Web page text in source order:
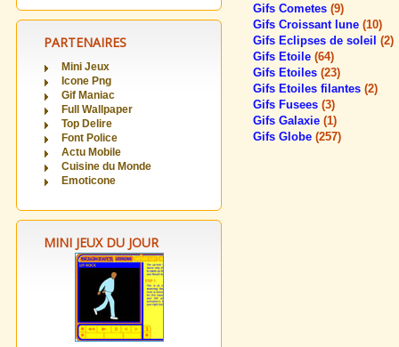
PARTENAIRES
Mini Jeux
Icone Png
Gif Maniac
Full Wallpaper
Top Delire
Font Police
Actu Mobile
Cuisine du Monde
Emoticone
MINI JEUX DU JOUR
Gifs Cometes (9)
Gifs Croissant lune (10)
Gifs Eclipses de soleil (2)
Gifs Etoile (64)
Gifs Etoiles (23)
Gifs Etoiles filantes (2)
Gifs Fusees (3)
Gifs Galaxie (1)
Gifs Globe (257)